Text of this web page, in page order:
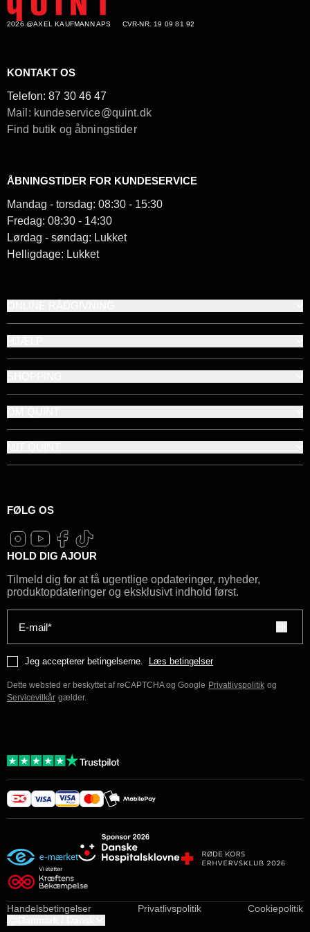
2026 @AXEL KAUFMANN APS CVR-NR. 19 09 81 92
KONTAKT OS
Telefon: 87 30 46 47
Mail: kundeservice@quint.dk
Find butik og åbningstider
ÅBNINGSTIDER FOR KUNDESERVICE
Mandag - torsdag: 08:30 - 15:30
Fredag: 08:30 - 14:30
Lørdag - søndag: Lukket
Helligdage: Lukket
FØLG OS
HOLD DIG AJOUR
Tilmeld dig for at få ugentlige opdateringer, nyheder,
produktopdateringer og eksklusivt indhold først.
E-mail*
Jeg accepterer betingelserne. Læs betingelser
Dette websted er beskyttet af reCAPTCHA og Google Privatlivspolitik og
Servicevilkår gælder.
Handelsbetingelser Privatlivspolitik
Cookiepolitik